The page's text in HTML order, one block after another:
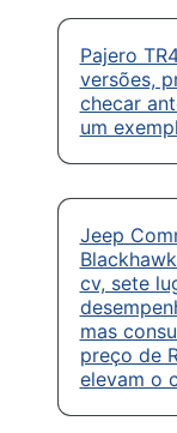
Pajero
versões,
checar
um
Jeep
cv, sete
mas
preço de
elevam o